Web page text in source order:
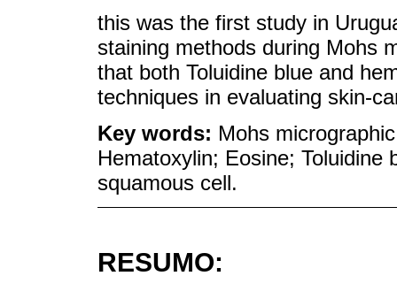
this was the first study in
staining methods during Mohs
that both Toluidine blue and
techniques in evaluating skin-
Key words: Mohs
Hematoxylin; Eosine; Toluidine
squamous cell.
RESUMO: